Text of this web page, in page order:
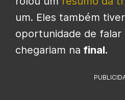
um. Eles também
oportunidade de falar
chegariam na final.